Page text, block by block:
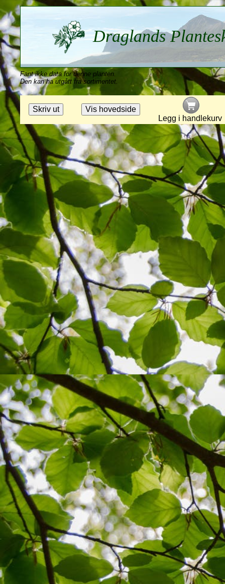
Draglands
Fant ikke data for denne planten.
Den kan ha utgått fra sortimentet.
Legg i handlekurv